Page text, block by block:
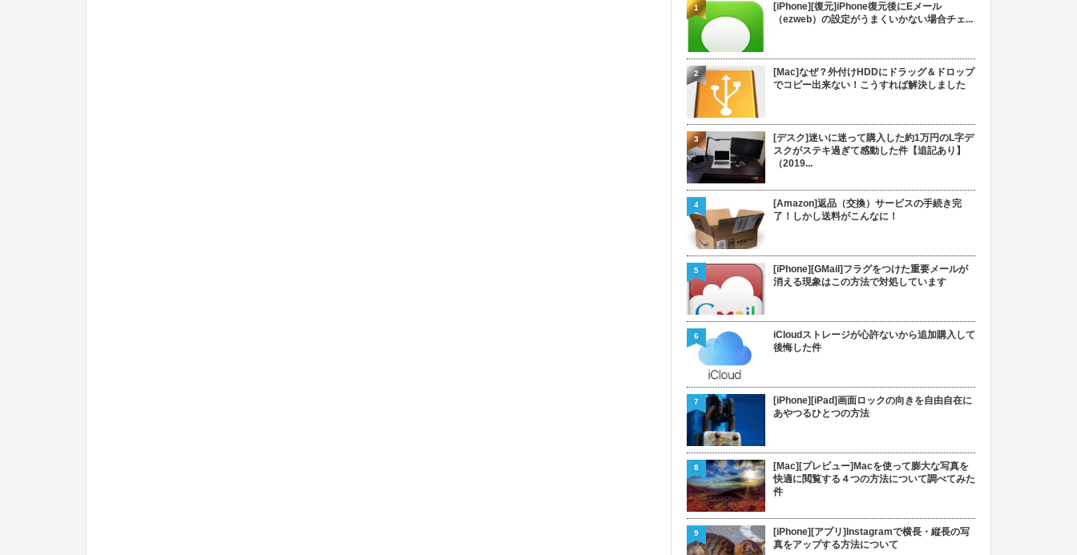
[iPhone][復元]iPhone復元後にEメール
（ezweb）の設定がうまくいかない場合チェ...
1
[Mac]なぜ？外付けHDDにドラッグ＆ドロップ
でコピー出来ない！こうすれば解決しました
2
[デスク]迷いに迷って購入した約1万円のL字デ
スクがステキ過ぎて感動した件【追記あり】
（2019...
3
[Amazon]返品（交換）サービスの手続き完
了！しかし送料がこんなに！
4
[iPhone][GMail]フラグをつけた重要メールが
消える現象はこの方法で対処しています
5
iCloudストレージが心許ないから追加購入して
後悔した件
6
[iPhone][iPad]画面ロックの向きを自由自在に
あやつるひとつの方法
7
[Mac][プレビュー]Macを使って膨大な写真を
快適に閲覧する４つの方法について調べてみた
件
8
[iPhone][アプリ]Instagramで横長・縦長の写
真をアップする方法について
9